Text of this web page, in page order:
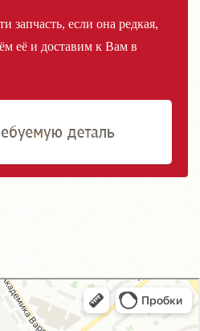
запчасть, если она редкая,
её и доставим к Вам в
в Москве